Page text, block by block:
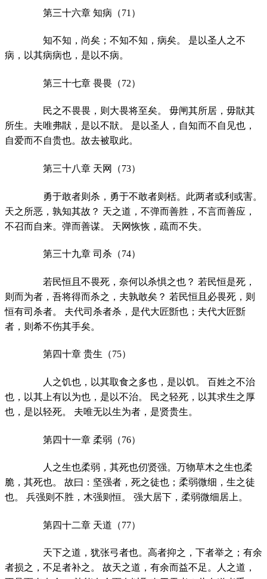
第三十六章 知病（71）
知不知，尚矣；不知不知，病矣。 是以圣人之不
病，以其病病也，是以不病。
第三十七章 畏畏（72）
民之不畏畏，则大畏将至矣。 毋闸其所居，毋猒其
所生。夫唯弗猒，是以不猒。 是以圣人，自知而不自见也，
自爱而不自贵也。故去被取此。
第三十八章 天网（73）
勇于敢者则杀，勇于不敢者则栝。此两者或利或害。
天之所恶，孰知其故？ 天之道，不弹而善胜，不言而善应，
不召而自来。弹而善谋。 天网恢恢，疏而不失。
第三十九章 司杀（74）
若民恒且不畏死，奈何以杀惧之也？ 若民恒是死，
则而为者，吾将得而杀之，夫孰敢矣？ 若民恒且必畏死，则
恒有司杀者。 夫代司杀者杀，是代大匠斵也；夫代大匠斵
者，则希不伤其手矣。
第四十章 贵生（75）
人之饥也，以其取食之多也，是以饥。 百姓之不治
也，以其上有以为也，是以不治。 民之轻死，以其求生之厚
也，是以轻死。 夫唯无以生为者，是贤贵生。
第四十一章 柔弱（76）
人之生也柔弱，其死也仞贤强。万物草木之生也柔
脆，其死也。 故曰：坚强者，死之徒也；柔弱微细，生之徒
也。 兵强则不胜，木强则恒。 强大居下，柔弱微细居上。
第四十二章 天道（77）
天下之道，犹张弓者也。高者抑之，下者举之；有余
者损之，不足者补之。 故天之道，有余而益不足。人之道，